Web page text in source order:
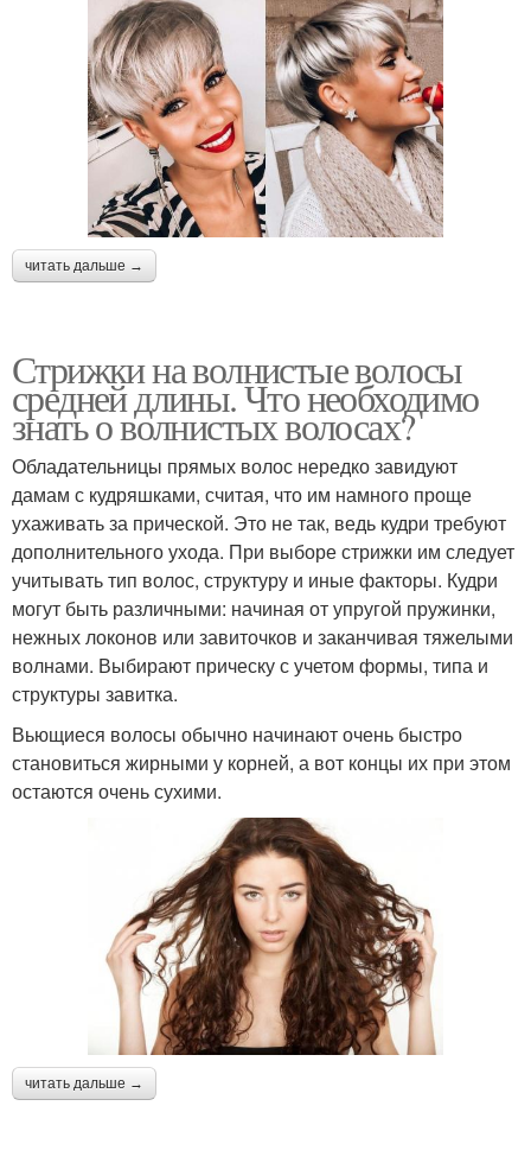
читать дальше →
Стрижки на волнистые волосы
средней длины. Что необходимо
знать о волнистых волосах?
Обладательницы прямых волос нередко завидуют
дамам с кудряшками, считая, что им намного проще
ухаживать за прической. Это не так, ведь кудри требуют
дополнительного ухода. При выборе стрижки им следует
учитывать тип волос, структуру и иные факторы. Кудри
могут быть различными: начиная от упругой пружинки,
нежных локонов или завиточков и заканчивая тяжелыми
волнами. Выбирают прическу с учетом формы, типа и
структуры завитка.
Вьющиеся волосы обычно начинают очень быстро
становиться жирными у корней, а вот концы их при этом
остаются очень сухими.
читать дальше →